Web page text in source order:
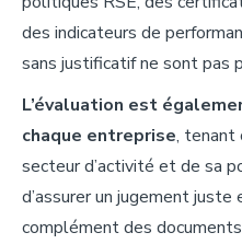
des indicateurs de
sans justificatif ne sont pas
L’évaluation est
chaque entreprise, tenant
secteur d’activité et de sa
d’assurer un jugement
complément des